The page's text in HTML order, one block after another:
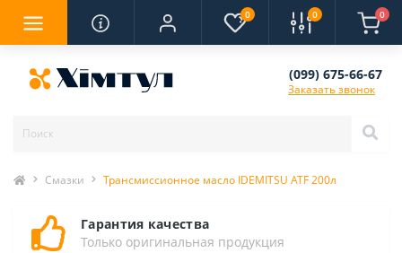
0 0 0
(099) 675-66-67
Заказать звонок
Смазки Трансмиссионное масло IDEMITSU ATF 200л
Гарантия качества
Только оригинальная продукция